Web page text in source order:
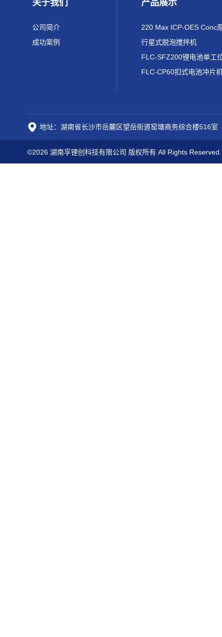
关于我们
公司简介
成功案例
产品展示
行星式脱泡搅拌机
FLC-CP60扣式电池冲片
地址：湖南省长沙市岳麓区望岳街道窑塘商务综合楼516室
©2026 湖南孚锂创科技有限公司 版权所有 All Rights